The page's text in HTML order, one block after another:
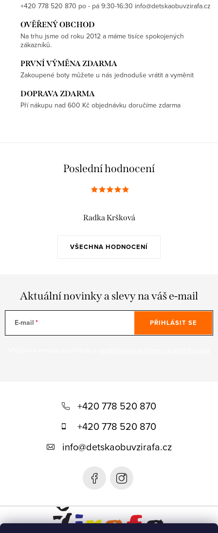
+420 778 520 870 po - pá 9:30-16:30 info@detskaobuvzirafa.cz
OVĚŘENÝ OBCHOD
Na trhu jsme od roku 2012 a máme tisíce spokojených
zákazníků.
PRVNÍ VÝMĚNA ZDARMA
Zakoupené boty můžete u nás jednoduše vrátit a vyměnit
DOPRAVA ZDARMA
Pří nákupu nad 600 Kč objednávku doručíme zdarma
Poslední hodnocení
VŠECHNA HODNOCENÍ
Radka Kršková
Aktuální novinky a slevy na váš e-mail
E-mail PŘIHLÁSIT SE
+420 778 520 870
+420 778 520 870
info@detskaobuvzirafa.cz